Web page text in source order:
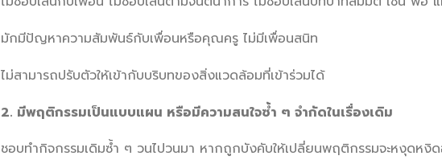
มักมีปัญหาความสัมพันธ์กับเพื่อนหรือคุณครู ไม่มีเพื่อนสนิท
ไม่สามารถปรับตัวให้เข้ากับบริบทของสิ่งแวดล้อมที่เข้าร่วมได้
2. มีพฤติกรรมเป็นแบบแผน หรือมีความสนใจซ้ำ ๆ จำกัดในเรื่องเดิม
ชอบทำกิจกรรมเดิมซ้ำ ๆ วนไปวนมา หากถูกบังคับให้เปลี่ยนพฤติกรรมจะหงุดหงิ